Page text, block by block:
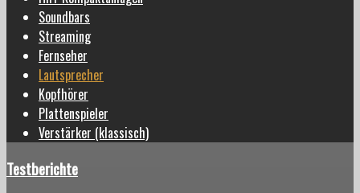
Soundbars
Streaming
Fernseher
Lautsprecher
Kopfhörer
Plattenspieler
Verstärker (klassisch)
Testberichte